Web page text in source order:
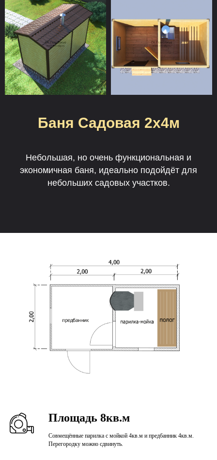
Баня Садовая 2х4м
Небольшая, но очень функциональная и
экономичная баня, идеально подойдёт для
небольших садовых участков.
Площадь 8кв.м
Совмещённые парилка с мойкой 4кв.м и предбанник 4кв.м.
Перегородку можно сдвинуть.